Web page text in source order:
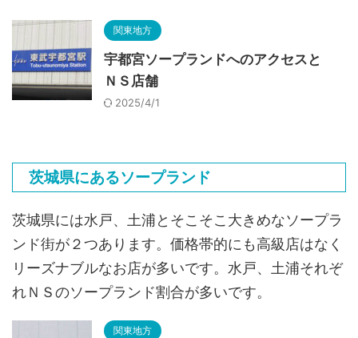
関東地方
宇都宮ソープランドへのアクセスと
ＮＳ店舗
2025/4/1
茨城県にあるソープランド
茨城県には水戸、土浦とそこそこ大きめなソープラ
ンド街が２つあります。価格帯的にも高級店はなく
リーズナブルなお店が多いです。水戸、土浦それぞ
れＮＳのソープランド割合が多いです。
関東地方